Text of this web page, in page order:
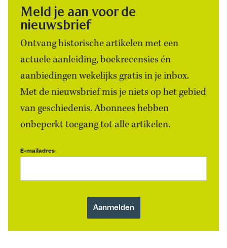
Meld je aan voor de
nieuwsbrief
Ontvang historische artikelen met een
actuele aanleiding, boekrecensies én
aanbiedingen wekelijks gratis in je inbox.
Met de nieuwsbrief mis je niets op het gebied
van geschiedenis. Abonnees hebben
onbeperkt toegang tot alle artikelen.
E-mailadres